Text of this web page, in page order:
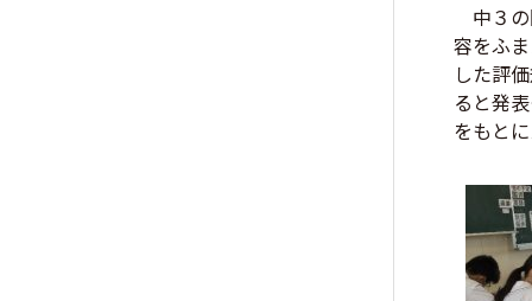
中３の
容をふ
した評
ると発
をもと